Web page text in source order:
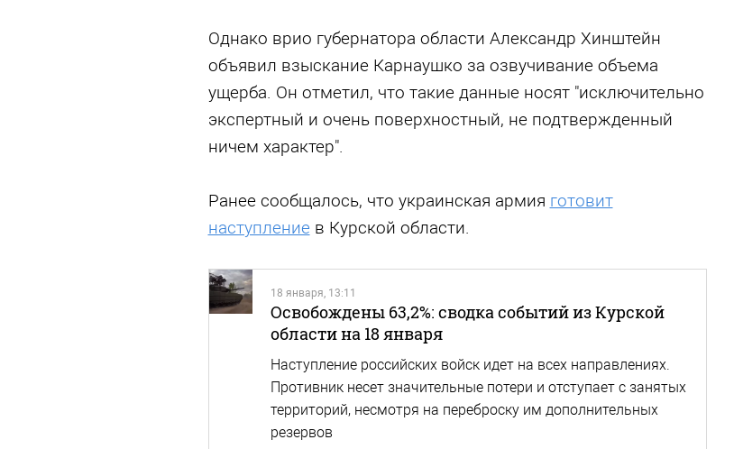
Однако врио губернатора области Александр Хинштейн
объявил взыскание Карнаушко за озвучивание объема
ущерба. Он отметил, что такие данные носят "исключительно
экспертный и очень поверхностный, не подтвержденный
ничем характер".
Ранее сообщалось, что украинская армия готовит
наступление в Курской области.
18 января, 13:11
Освобождены 63,2%: сводка событий из Курской
области на 18 января
Наступление российских войск идет на всех направлениях.
Противник несет значительные потери и отступает с занятых
территорий, несмотря на переброску им дополнительных
резервов